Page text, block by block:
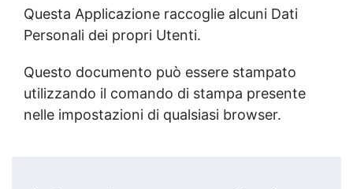
Questa Applicazione raccoglie alcuni Dati
Personali dei propri Utenti.
Questo documento può essere stampato
utilizzando il comando di stampa presente
nelle impostazioni di qualsiasi browser.